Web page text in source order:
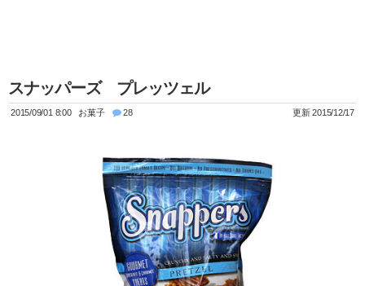
スナッパーズ プレッツェル
2015/09/01 8:00 お菓子 28 更新 2015/12/17